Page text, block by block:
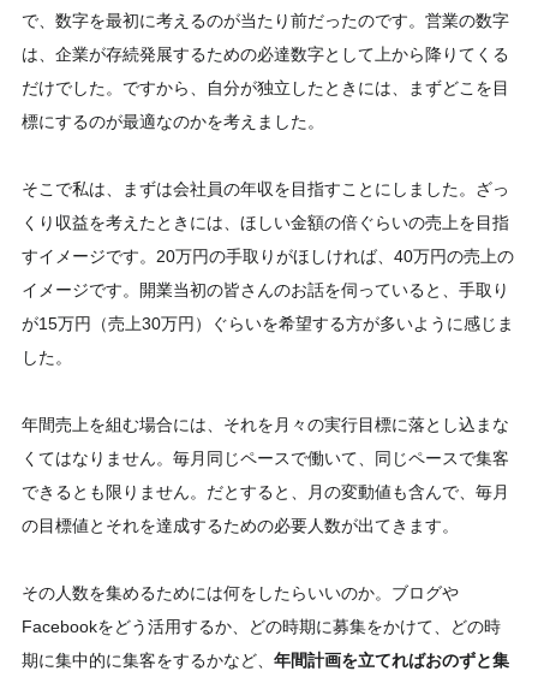
で、数字を最初に考えるのが当たり前だったのです。営業の数字
は、企業が存続発展するための必達数字として上から降りてくる
だけでした。ですから、自分が独立したときには、まずどこを目
標にするのが最適なのかを考えました。
そこで私は、まずは会社員の年収を目指すことにしました。ざっ
くり収益を考えたときには、ほしい金額の倍ぐらいの売上を目指
すイメージです。20万円の手取りがほしければ、40万円の売上の
イメージです。開業当初の皆さんのお話を伺っていると、手取り
が15万円（売上30万円）ぐらいを希望する方が多いように感じま
した。
年間売上を組む場合には、それを月々の実行目標に落とし込まな
くてはなりません。毎月同じペースで働いて、同じペースで集客
できるとも限りません。だとすると、月の変動値も含んで、毎月
の目標値とそれを達成するための必要人数が出てきます。
その人数を集めるためには何をしたらいいのか。ブログや
Facebookをどう活用するか、どの時期に募集をかけて、どの時
期に集中的に集客をするかなど、 年間計画を立てればおのずと集